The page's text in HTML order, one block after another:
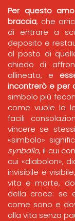
Per questo
braccia, che
di entrare a
deposito e
al posto di
chiedo di
allineato, e
incontrerò e per
simbolo più
come vuole la
facili
vincere se
«simbolo»
synballo, il cui
cui «diabolon»,
invisibile e
vita e morte,
della croce: se
come sono e
alla vita senza